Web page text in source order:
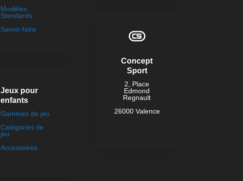
Modèles
Standards
Savoir-faire
Jeux pour
enfants
Gammes de jeu
Catégories de
jeu
Accessoires
Concept
Sport
2, Place
Edmond
Regnault
26000 Valence